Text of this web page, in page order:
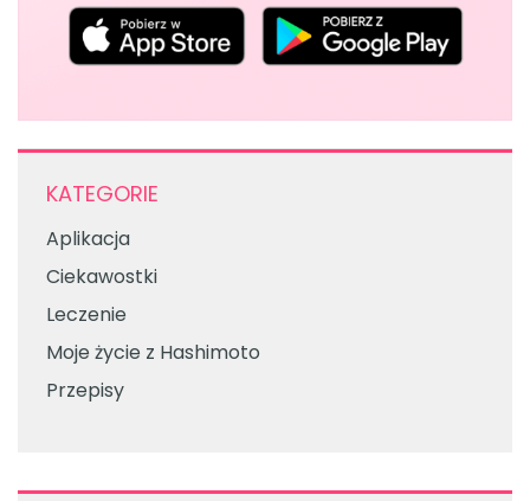
KATEGORIE
Aplikacja
Ciekawostki
Leczenie
Moje życie z Hashimoto
Przepisy